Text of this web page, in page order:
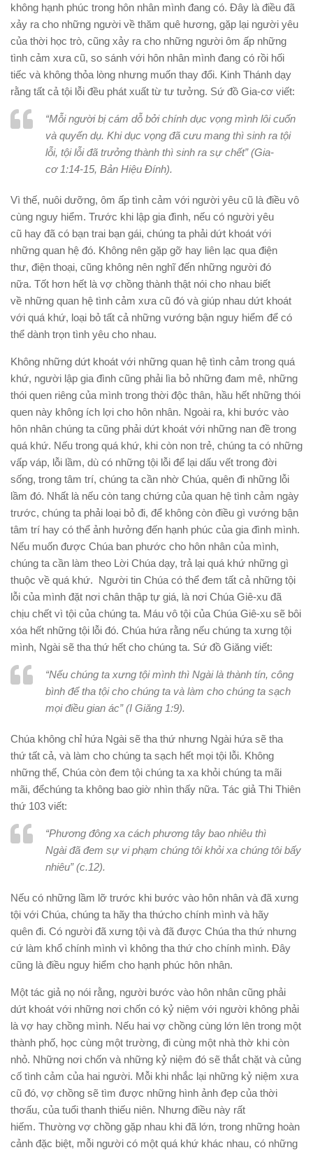
không hạnh phúc trong hôn nhân mình đang có. Ðây là điều đã
xảy ra cho những người về thăm quê hương, gặp lại người yêu
của thời học trò, cũng xảy ra cho những người ôm ấp những
tình cảm xưa cũ, so sánh với hôn nhân mình đang có rồi hối
tiếc và không thỏa lòng nhưng muốn thay đổi. Kinh Thánh dạy
rằng tất cả tội lỗi đều phát xuất từ tư tưởng. Sứ đồ Gia-cơ viết:
“Mỗi người bị cám dỗ bởi chính dục vọng mình lôi cuốn
và quyến dụ. Khi dục vọng đã cưu mang thì sinh ra tội
lỗi, tội lỗi đã trưởng thành thì sinh ra sự chết” (Gia-
cơ 1:14-15, Bản Hiệu Đính).
Vì thế, nuôi dưỡng, ôm ấp tình cảm với người yêu cũ là điều vô
cùng nguy hiểm. Trước khi lập gia đình, nếu có người yêu
cũ hay đã có bạn trai bạn gái, chúng ta phải dứt khoát với
những quan hệ đó. Không nên gặp gỡ hay liên lạc qua điện
thư, điện thoại, cũng không nên nghĩ đến những người đó
nữa. Tốt hơn hết là vợ chồng thành thật nói cho nhau biết
về những quan hệ tình cảm xưa cũ đó và giúp nhau dứt khoát
với quá khứ, loại bỏ tất cả những vướng bận nguy hiểm để có
thể dành trọn tình yêu cho nhau.
Không những dứt khoát với những quan hệ tình cảm trong quá
khứ, người lập gia đình cũng phải lìa bỏ những đam mê, những
thói quen riêng của mình trong thời độc thân, hầu hết những thói
quen này không ích lợi cho hôn nhân. Ngoài ra, khi bước vào
hôn nhân chúng ta cũng phải dứt khoát với những nan đề trong
quá khứ. Nếu trong quá khứ, khi còn non trẻ, chúng ta có những
vấp váp, lỗi lầm, dù có những tội lỗi để lại dấu vết trong đời
sống, trong tâm trí, chúng ta cần nhờ Chúa, quên đi những lỗi
lầm đó. Nhất là nếu còn tang chứng của quan hệ tình cảm ngày
trước, chúng ta phải loại bỏ đi, để không còn điều gì vướng bận
tâm trí hay có thể ảnh hưởng đến hạnh phúc của gia đình mình.
Nếu muốn được Chúa ban phước cho hôn nhân của mình,
chúng ta cần làm theo Lời Chúa dạy, trả lại quá khứ những gì
thuộc về quá khứ. Người tin Chúa có thể đem tất cả những tội
lỗi của mình đặt nơi chân thập tự giá, là nơi Chúa Giê-xu đã
chịu chết vì tội của chúng ta. Máu vô tội của Chúa Giê-xu sẽ bôi
xóa hết những tội lỗi đó. Chúa hứa rằng nếu chúng ta xưng tội
mình, Ngài sẽ tha thứ hết cho chúng ta. Sứ đồ Giăng viết:
“Nếu chúng ta xưng tội mình thì Ngài là thành tín, công
bình để tha tội cho chúng ta và làm cho chúng ta sạch
mọi điều gian ác” (I Giăng 1:9).
Chúa không chỉ hứa Ngài sẽ tha thứ nhưng Ngài hứa sẽ tha
thứ tất cả, và làm cho chúng ta sạch hết mọi tội lỗi. Không
những thế, Chúa còn đem tội chúng ta xa khỏi chúng ta mãi
mãi, đểchúng ta không bao giờ nhìn thấy nữa. Tác giả Thi Thiên
thứ 103 viết:
“Phương đông xa cách phương tây bao nhiêu thì
Ngài đã đem sự vi phạm chúng tôi khỏi xa chúng tôi bấy
nhiêu” (c.12).
Nếu có những lầm lỡ trước khi bước vào hôn nhân và đã xưng
tội với Chúa, chúng ta hãy tha thứcho chính mình và hãy
quên đi. Có người đã xưng tội và đã được Chúa tha thứ nhưng
cứ làm khổ chính mình vì không tha thứ cho chính mình. Ðây
cũng là điều nguy hiểm cho hạnh phúc hôn nhân.
Một tác giả nọ nói rằng, người bước vào hôn nhân cũng phải
dứt khoát với những nơi chốn có kỷ niệm với người không phải
là vợ hay chồng mình. Nếu hai vợ chồng cùng lớn lên trong một
thành phố, học cùng một trường, đi cùng một nhà thờ khi còn
nhỏ. Những nơi chốn và những kỷ niệm đó sẽ thắt chặt và củng
cố tình cảm của hai người. Mỗi khi nhắc lại những kỷ niệm xưa
cũ đó, vợ chồng sẽ tìm được những hình ảnh đẹp của thời
thơấu, của tuổi thanh thiếu niên. Nhưng điều này rất
hiếm. Thường vợ chồng gặp nhau khi đã lớn, trong những hoàn
cảnh đặc biệt, mỗi người có một quá khứ khác nhau, có những